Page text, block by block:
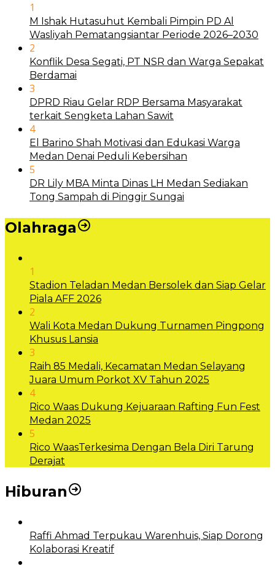
1
M Ishak Hutasuhut Kembali Pimpin PD Al
Wasliyah Pematangsiantar Periode 2026–2030
2
Konflik Desa Segati, PT NSR dan Warga Sepakat
Berdamai
3
DPRD Riau Gelar RDP Bersama Masyarakat
terkait Sengketa Lahan Sawit
4
El Barino Shah Motivasi dan Edukasi Warga
Medan Denai Peduli Kebersihan
5
DR Lily MBA Minta Dinas LH Medan Sediakan
Tong Sampah di Pinggir Sungai
Olahraga
1
Stadion Teladan Medan Bersolek dan Siap Gelar
Piala AFF 2026
2
Wali Kota Medan Dukung Turnamen Pingpong
Khusus Lansia
3
Raih 85 Medali, Kecamatan Medan Selayang
Juara Umum Porkot XV Tahun 2025
4
Rico Waas Dukung Kejuaraan Rafting Fun Fest
Medan 2025
5
Rico WaasTerkesima Dengan Bela Diri Tarung
Derajat
Hiburan
Raffi Ahmad Terpukau Warenhuis, Siap Dorong
Kolaborasi Kreatif